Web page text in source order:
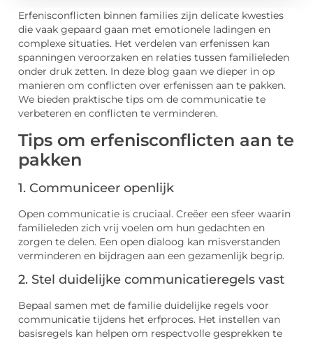
Erfenisconflicten binnen families zijn delicate kwesties
die vaak gepaard gaan met emotionele ladingen en
complexe situaties. Het verdelen van erfenissen kan
spanningen veroorzaken en relaties tussen familieleden
onder druk zetten. In deze blog gaan we dieper in op
manieren om conflicten over erfenissen aan te pakken.
We bieden praktische tips om de communicatie te
verbeteren en conflicten te verminderen.
Tips om erfenisconflicten aan te
pakken
1. Communiceer openlijk
Open communicatie is cruciaal. Creëer een sfeer waarin
familieleden zich vrij voelen om hun gedachten en
zorgen te delen. Een open dialoog kan misverstanden
verminderen en bijdragen aan een gezamenlijk begrip.
2. Stel duidelijke communicatieregels vast
Bepaal samen met de familie duidelijke regels voor
communicatie tijdens het erfproces. Het instellen van
basisregels kan helpen om respectvolle gesprekken te